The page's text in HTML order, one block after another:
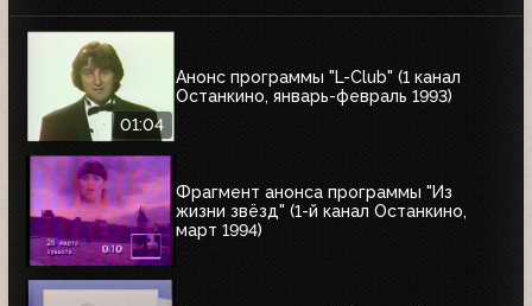
01:04
Анонс программы "L-Club" (1 канал
Останкино, январь-февраль 1993)
Фрагмент анонса программы "Из
жизни звёзд" (1-й канал Останкино,
март 1994)